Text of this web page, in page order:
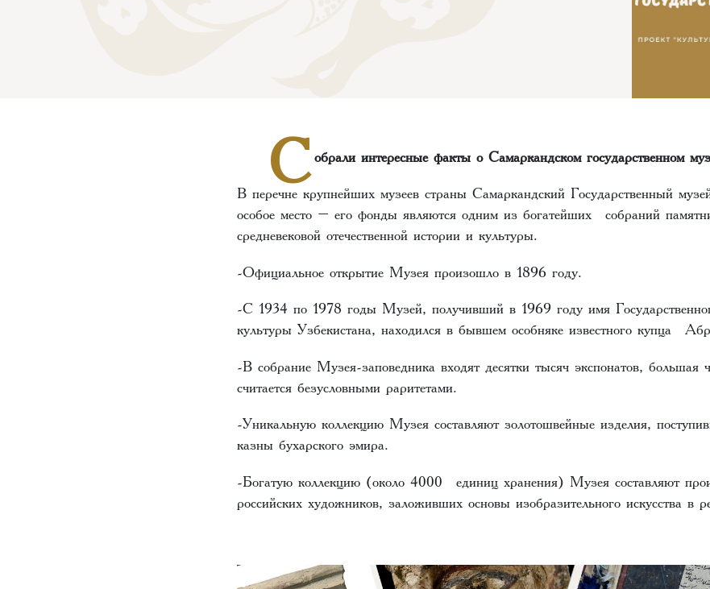
Собрали интересные факты о Самаркандском государственном
В перечне крупнейших музеев страны Самаркандский Государственный
особое место – его фонды являются одним из богатейших собраний
средневековой отечественной истории и культуры.
-Официальное открытие Музея произошло в 1896 году.
-С 1934 по 1978 годы Музей, получивший в 1969 году имя
культуры Узбекистана, находился в бывшем особняке известного купца
-В собрание Музея-заповедника входят десятки тысяч экспонатов, большая
считается безусловными раритетами.
-Уникальную коллекцию Музея составляют золотошвейные изделия,
казны бухарского эмира.
-Богатую коллекцию (около 4000 единиц хранения) Музея составляют
российских художников, заложивших основы изобразительного искусства в